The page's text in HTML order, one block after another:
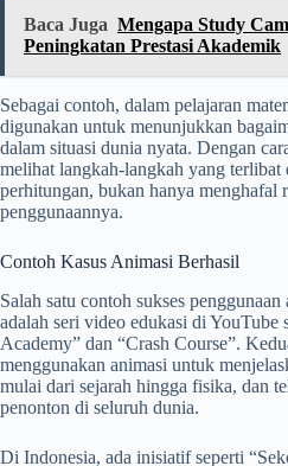
Baca Juga Mengapa Study
Peningkatan Prestasi Akademik
Sebagai contoh, dalam pelajaran
digunakan untuk menunjukkan
dalam situasi dunia nyata. Dengan
melihat langkah-langkah yang terlibat
perhitungan, bukan hanya menghafal
penggunaannya.
Contoh Kasus Animasi Berhasil
Salah satu contoh sukses
adalah seri video edukasi di YouTube
Academy” dan “Crash Course”.
menggunakan animasi untuk
mulai dari sejarah hingga fisika, dan
penonton di seluruh dunia.
Di Indonesia, ada inisiatif seperti